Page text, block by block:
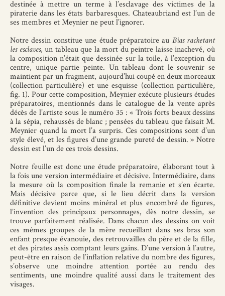
destinée à mettre un terme à l’esclavage des victimes de la
piraterie dans les états barbaresques. Chateaubriand est l’un de
ses membres et Meynier ne peut l’ignorer.
Notre dessin constitue une étude préparatoire au Bias rachetant
les esclaves, un tableau que la mort du peintre laisse inachevé, où
la composition n’était que dessinée sur la toile, à l’exception du
centre, unique partie peinte. Un tableau dont le souvenir se
maintient par un fragment, aujourd’hui coupé en deux morceaux
(collection particulière) et une esquisse (collection particulière,
fig. 1). Pour cette composition, Meynier exécute plusieurs études
préparatoires, mentionnés dans le catalogue de la vente après
décès de l’artiste sous le numéro 35 : « Trois forts beaux dessins
à la sépia, rehaussés de blanc ; pensées du tableau que faisait M.
Meynier quand la mort l’a surpris. Ces compositions sont d’un
style élevé, et les figures d’une grande pureté de dessin. » Notre
dessin est l’un de ces trois dessins.
Notre feuille est donc une étude préparatoire, élaborant tout à
la fois une version intermédiaire et décisive. Intermédiaire, dans
la mesure où la composition finale la remanie et s’en écarte.
Mais décisive parce que, si le lieu décrit dans la version
définitive devient moins minéral et plus encombré de figures,
l’invention des principaux personnages, dès notre dessin, se
trouve parfaitement réalisée. Dans chacun des dessins on voit
ces mêmes groupes de la mère recueillant dans ses bras son
enfant presque évanouie, des retrouvailles du père et de la fille,
et des pirates assis comptant leurs gains. D’une version à l’autre,
peut-être en raison de l’inflation relative du nombre des figures,
s’observe une moindre attention portée au rendu des
sentiments, une moindre qualité aussi dans le traitement des
visages.